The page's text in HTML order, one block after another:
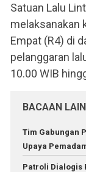
Satuan Lalu
melaksanakan
Empat (R4) di
pelanggaran
10.00 WIB
BACAAN
Tim Gabungan
Upaya
Patroli Dialogis